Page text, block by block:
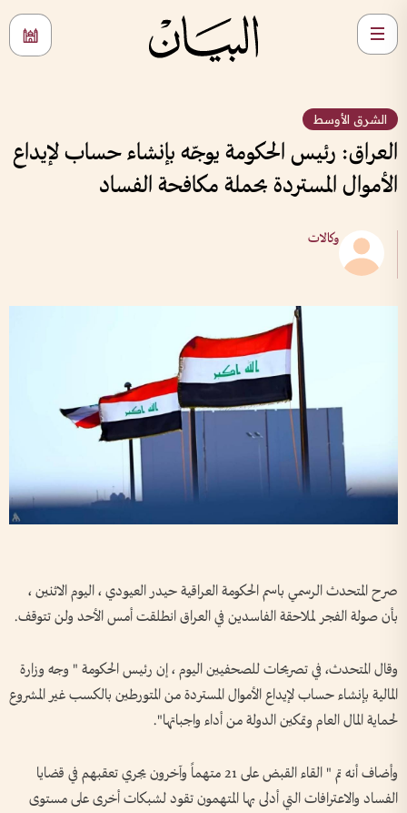
الشرق الأوسط
العراق: رئيس الحكومة يوجّه بإنشاء حساب لإيداع
الأموال المستردة بحملة مكافحة الفساد
وكالات
صرح المتحدث الرسمي باسم الحكومة العراقية حيدر العيودي ، اليوم الاثنين ،
بأن صولة الفجر لملاحقة الفاسدين في العراق انطلقت أمس الأحد ولن تتوقف.
وقال المتحدث، في تصريحات للصحفيين اليوم ، إن رئيس الحكومة " وجه وزارة
المالية بإنشاء حساب لإيداع الأموال المستردة من المتورطين بالكسب غير المشروع
لحماية المال العام وتمكين الدولة من أداء واجباتها".
وأضاف أنه تم " القاء القبض على 21 متهماً وآخرون يجري تعقبهم في قضايا
الفساد والاعترافات التي أدلى بها المتهمون تقود لشبكات أخرى على مستوى